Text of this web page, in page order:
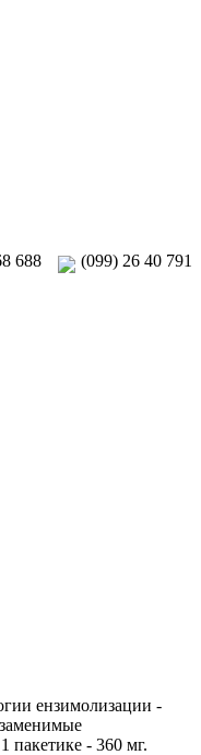
(099) 26 40 791
688
ензимолизации -
пакетике - 360 мг.